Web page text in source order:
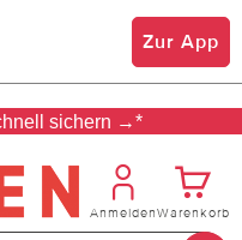
Zur App
sichern →*
AnmeldenWarenkorb